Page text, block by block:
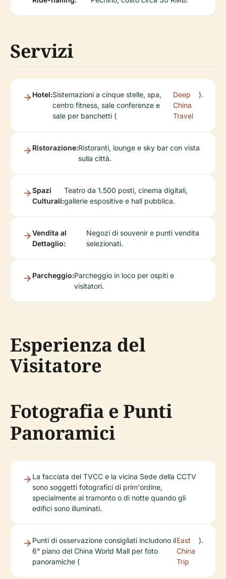
Servizi
Hotel:Sistemazioni a cinque stelle, spa,
centro fitness, sale conferenze e
sale per banchetti (
Deep
China
Travel
).
Ristorazione:Ristoranti, lounge e sky bar con vista
sulla città.
Spazi
Culturali:
Teatro da 1.500 posti, cinema digitali,
gallerie espositive e hall pubblica.
Vendita al
Dettaglio:
Negozi di souvenir e punti vendita
selezionati.
Parcheggio:Parcheggio in loco per ospiti e
visitatori.
Esperienza del
Visitatore
Fotografia e Punti
Panoramici
La facciata del TVCC e la vicina Sede della CCTV
sono soggetti fotografici di prim'ordine,
specialmente al tramonto o di notte quando gli
edifici sono illuminati.
Punti di osservazione consigliati includono il
6° piano del China World Mall per foto
panoramiche (
East
China
Trip
).